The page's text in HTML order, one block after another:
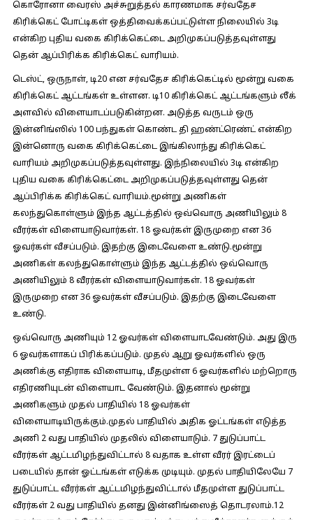
கொரோனா வைரஸ் அச்சுறுத்தல் காரணமாக சர்வதேச
கிரிக்கெட் போட்டிகள் ஒத்திவைக்கப்பட்டுள்ள நிலையில் 3டி
என்கிற புதிய வகை கிரிக்கெட்டை அறிமுகப்படுத்தவுள்ளது
தென் ஆப்பிரிக்க கிரிக்கெட் வாரியம்.
டெஸ்ட், ஒருநாள், டி20 என சர்வதேச கிரிக்கெட்டில் மூன்று வகை
கிரிக்கெட் ஆட்டங்கள் உள்ளன. டி10 கிரிக்கெட் ஆட்டங்களும் லீக்
அளவில் விளையாடப்படுகின்றன. அடுத்த வருடம் ஒரு
இன்னிங்ஸில் 100 பந்துகள் கொண்ட தி ஹண்ட்ரெண்ட் என்கிற
இன்னொரு வகை கிரிக்கெட்டை இங்கிலாந்து கிரிக்கெட்
வாரியம் அறிமுகப்படுத்தவுள்ளது. இந்நிலையில் 3டி என்கிற
புதிய வகை கிரிக்கெட்டை அறிமுகப்படுத்தவுள்ளது தென்
ஆப்பிரிக்க கிரிக்கெட் வாரியம்.மூன்று அணிகள்
கலந்துகொள்ளும் இந்த ஆட்டத்தில் ஒவ்வொரு அணியிலும் 8
வீரர்கள் விளையாடுவார்கள். 18 ஓவர்கள் இருமுறை என 36
ஓவர்கள் வீசப்படும். இதற்கு இடைவேளை உண்டு.மூன்று
அணிகள் கலந்துகொள்ளும் இந்த ஆட்டத்தில் ஒவ்வொரு
அணியிலும் 8 வீரர்கள் விளையாடுவார்கள். 18 ஓவர்கள்
இருமுறை என 36 ஓவர்கள் வீசப்படும். இதற்கு இடைவேளை
உண்டு.
ஒவ்வொரு அணியும் 12 ஓவர்கள் விளையாடவேண்டும். அது இரு
6 ஓவர்களாகப் பிரிக்கப்படும். முதல் ஆறு ஓவர்களில் ஒரு
அணிக்கு எதிராக விளையாடி, மீதமுள்ள 6 ஓவர்களில் மற்றொரு
எதிரணியுடன் விளையாட வேண்டும். இதனால் மூன்று
அணிகளும் முதல் பாதியில் 18 ஓவர்கள்
விளையாடியிருக்கும்.முதல் பாதியில் அதிக ஓட்டங்கள் எடுத்த
அணி 2 வது பாதியில் முதலில் விளையாடும். 7 துடுப்பாட்ட
வீரர்கள் ஆட்டமிழந்துவிட்டால் 8 வதாக உள்ள வீரர் இரட்டைப்
படையில் தான் ஓட்டங்கள் எடுக்க முடியும். முதல் பாதியிலேயே 7
துடுப்பாட்ட வீரர்கள் ஆட்டமிழந்துவிட்டால் மீதமுள்ள துடுப்பாட்ட
வீரர்கள் 2 வது பாதியில் தனது இன்னிங்ஸைத் தொடரலாம்.12